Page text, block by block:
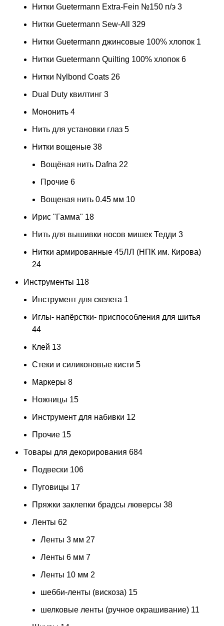
Нитки Guetermann Extra-Fein №150 п/э 3
Нитки Guetermann Sew-All 329
Нитки Guetermann джинсовые 100% хлопок 1
Нитки Guetermann Quilting 100% хлопок 6
Нитки Nylbond Coats 26
Dual Duty квилтинг 3
Мононить 4
Нить для установки глаз 5
Нитки вощеные 38
Вощёная нить Dafna 22
Прочие 6
Вощеная нить 0.45 мм 10
Ирис "Гамма" 18
Нить для вышивки носов мишек Тедди 3
Нитки армированные 45ЛЛ (НПК им. Кирова)
24
Инструменты 118
Инструмент для скелета 1
Иглы- напёрстки- приспособления для шитья
44
Клей 13
Стеки и силиконовые кисти 5
Маркеры 8
Ножницы 15
Инструмент для набивки 12
Прочие 15
Товары для декорирования 684
Подвески 106
Пуговицы 17
Пряжки заклепки брадсы люверсы 38
Ленты 62
Ленты 3 мм 27
Ленты 6 мм 7
Ленты 10 мм 2
шебби-ленты (вискоза) 15
шелковые ленты (ручное окрашивание) 11